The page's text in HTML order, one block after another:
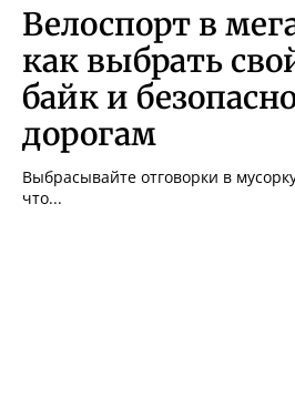
Велоспорт в
как выбрать
байк и
дорогам
Выбрасывайте отговорки в
что...